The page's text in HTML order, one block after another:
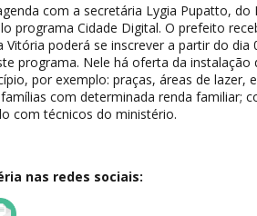
com a secretária Lygia Pupatto, do
programa Cidade Digital. O prefeito
Vitória poderá se inscrever a partir do
programa. Nele há oferta da
por exemplo: praças, áreas de lazer,
com determinada renda familiar;
com técnicos do ministério.
nas redes sociais: